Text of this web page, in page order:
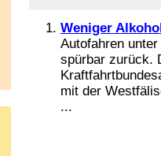
Weniger
Autofahren
spürbar zurück.
mit der
...